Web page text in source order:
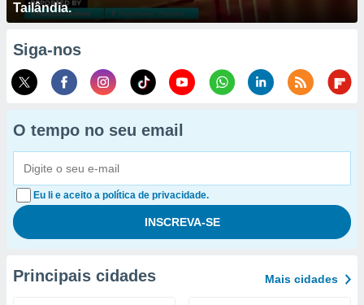
Tailândia.
Siga-nos
O tempo no seu email
Eu li e aceito a política de privacidade.
Principais cidades Mais cidades